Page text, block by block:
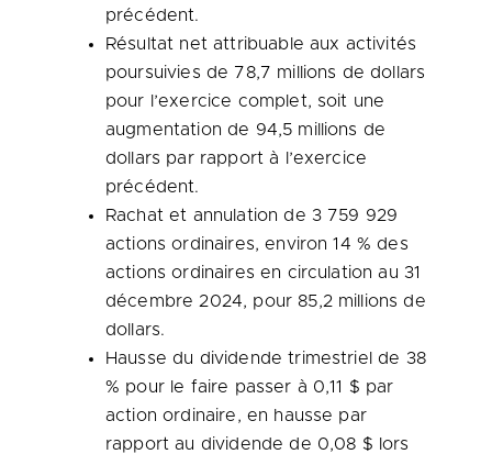
précédent.
Résultat net attribuable aux activités
poursuivies de 78,7 millions de dollars
pour l’exercice complet, soit une
augmentation de 94,5 millions de
dollars par rapport à l’exercice
précédent.
Rachat et annulation de 3 759 929
actions ordinaires, environ 14 % des
actions ordinaires en circulation au 31
décembre 2024, pour 85,2 millions de
dollars.
Hausse du dividende trimestriel de 38
% pour le faire passer à 0,11 $ par
action ordinaire, en hausse par
rapport au dividende de 0,08 $ lors